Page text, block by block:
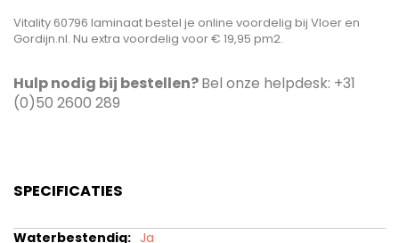
Vitality 60796 laminaat bestel je online voordelig bij Vloer en
Gordijn.nl. Nu extra voordelig voor € 19,95 pm2.
Hulp nodig bij bestellen?Bel onze helpdesk: +31
(0)50 2600 289
SPECIFICATIES
Specificaties
Ja